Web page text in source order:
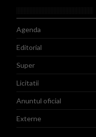
Agenda
Editorial
Super
Licitatii
Anuntul oficial
Externe